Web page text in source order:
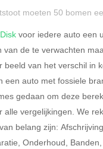
dan 500
privé?
Ja
Belastingspercentage
37,07% (Belastbaar tot €
moeten 50 bomen
voor iedere auto een
van de te verwachten
beeld van het verschil in
een auto met fossiele
gedaan om deze
alle vergelijkingen. We
belang zijn:
Onderhoud,